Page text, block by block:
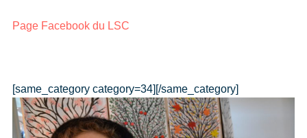
Page Facebook du LSC
[same_category category=34][/same_category]